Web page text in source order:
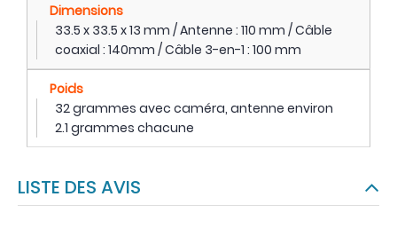
Dimensions
33.5 x 33.5 x 13 mm / Antenne : 110 mm / Câble
coaxial : 140mm / Câble 3-en-1 : 100 mm
Poids
32 grammes avec caméra, antenne environ
2.1 grammes chacune
LISTE DES AVIS